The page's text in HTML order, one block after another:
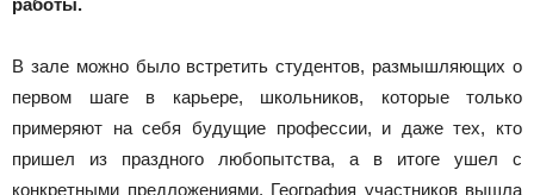
работы.
В зале можно было встретить студентов, размышляющих о
первом шаге в карьере, школьников, которые только
примеряют на себя будущие профессии, и даже тех, кто
пришел из праздного любопытства, а в итоге ушел с
конкретными предложениями. География участников вышла